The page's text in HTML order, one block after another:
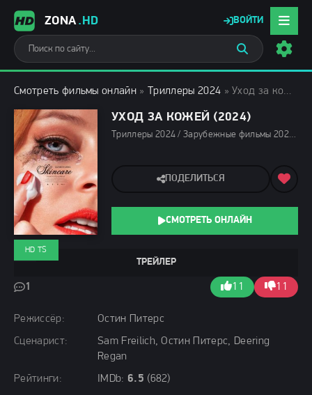
ZONA.HD ВОЙТИ
Смотреть фильмы онлайн » Триллеры 2024 » Уход за кожей (2024)
УХОД ЗА КОЖЕЙ (2024)
Триллеры 2024 / Зарубежные фильмы 2024 / Новинки кино 2024 / Последние фильмы 2024 / Фильмы лета 2024 / Фильмы 2024 / Смотреть фильмы онлайн
Режиссёр:
Остин Питерс
Сценарист:
Sam Freilich, Остин Питерс, Deering
Regan
Рейтинги:
IMDb: 6.5 (682)
ТРЕЙЛЕР
1 11 11
HD TS
ПОДЕЛИТЬСЯ
СМОТРЕТЬ ОНЛАЙН